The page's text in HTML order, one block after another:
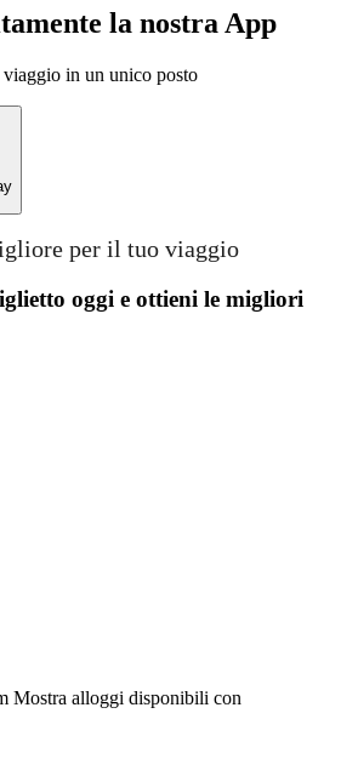
la nostra App
viaggio in un unico posto
per il tuo viaggio
oggi e ottieni le migliori
Mostra alloggi disponibili con